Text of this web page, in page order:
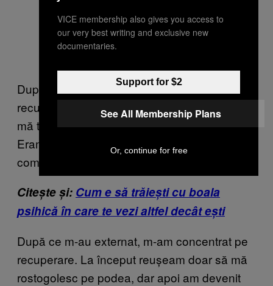
După ce infecția a trecut, corpul s-a
recuperat. La zece săptămâni după accident,
mă târam prima oară pe holurile spitalului.
Eram prins într-un corset, aveam mușchii
complet atrofiați.
Citește și: Cum e să trăiești cu boala
psihică în care te vezi altfel decât ești
După ce m-au externat, m-am concentrat pe
recuperare. La început reușeam doar să mă
rostogolesc pe podea, dar apoi am devenit
VICE membership also gives you access to
our very best writing and exclusive new
documentaries.
Support for $2
See All Membership Plans
Or, continue for free